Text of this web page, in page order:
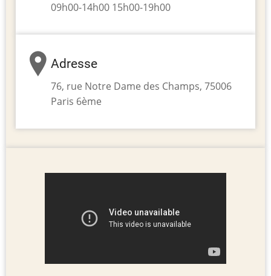
09h00-14h00 15h00-19h00
Adresse
76, rue Notre Dame des Champs, 75006
Paris 6ème